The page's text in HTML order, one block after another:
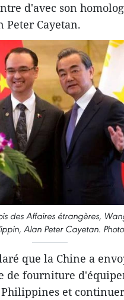
d'avec son
Cayetan.
des Affaires étrangères,
Alan Peter Cayetan.
que la Chine a
de fourniture
et